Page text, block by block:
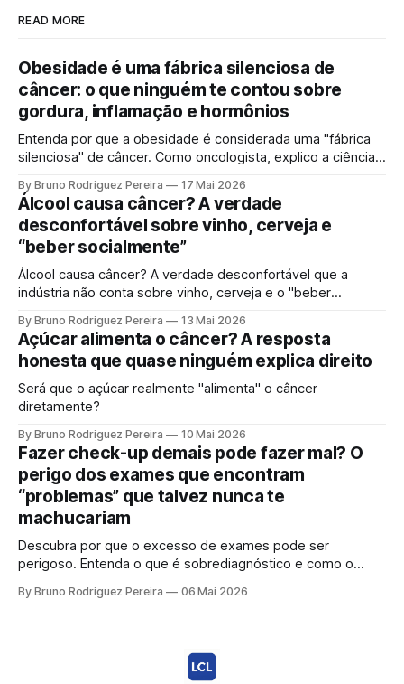
READ MORE
Obesidade é uma fábrica silenciosa de
câncer: o que ninguém te contou sobre
gordura, inflamação e hormônios
Entenda por que a obesidade é considerada uma "fábrica
silenciosa" de câncer. Como oncologista, explico a ciência
desequilíbrio hormonal que alimentam tumores.
By Bruno Rodriguez Pereira 17 Mai 2026
Álcool causa câncer? A verdade
desconfortável sobre vinho, cerveja e
“beber socialmente”
Álcool causa câncer? A verdade desconfortável que a
indústria não conta sobre vinho, cerveja e o "beber
ciência moderna não sustenta mais a ideia de uma "dose
segura".
By Bruno Rodriguez Pereira 13 Mai 2026
Açúcar alimenta o câncer? A resposta
honesta que quase ninguém explica direito
Será que o açúcar realmente "alimenta" o câncer
diretamente?
By Bruno Rodriguez Pereira 10 Mai 2026
Fazer check-up demais pode fazer mal? O
perigo dos exames que encontram
“problemas” que talvez nunca te
machucariam
Descubra por que o excesso de exames pode ser
perigoso. Entenda o que é sobrediagnóstico e como o
desnecessários e ansiedade.
By Bruno Rodriguez Pereira 06 Mai 2026